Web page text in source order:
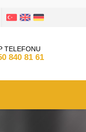
TELEFONU
840 81 61